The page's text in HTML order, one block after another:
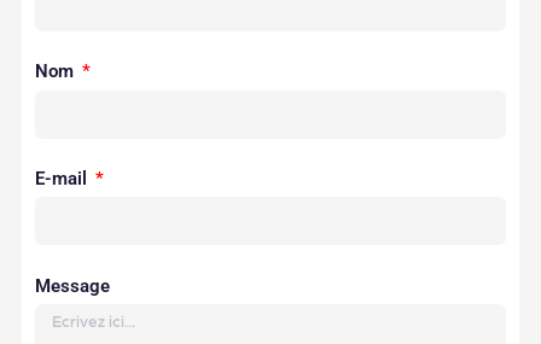
Nom
E-mail
Message